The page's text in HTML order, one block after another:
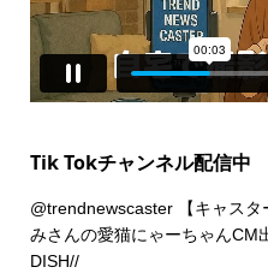
Tik Tokチャンネル配信中
@trendnewscaster【キャスタ
みさんの愛猫にゃーちゃん
DISH//